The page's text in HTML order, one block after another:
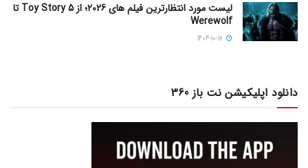
لیست مورد انتظارترین فیلم های 2026؛ از Toy Story 5 تا
Werewolf
دانلود اپلیکیشن نت باز 360